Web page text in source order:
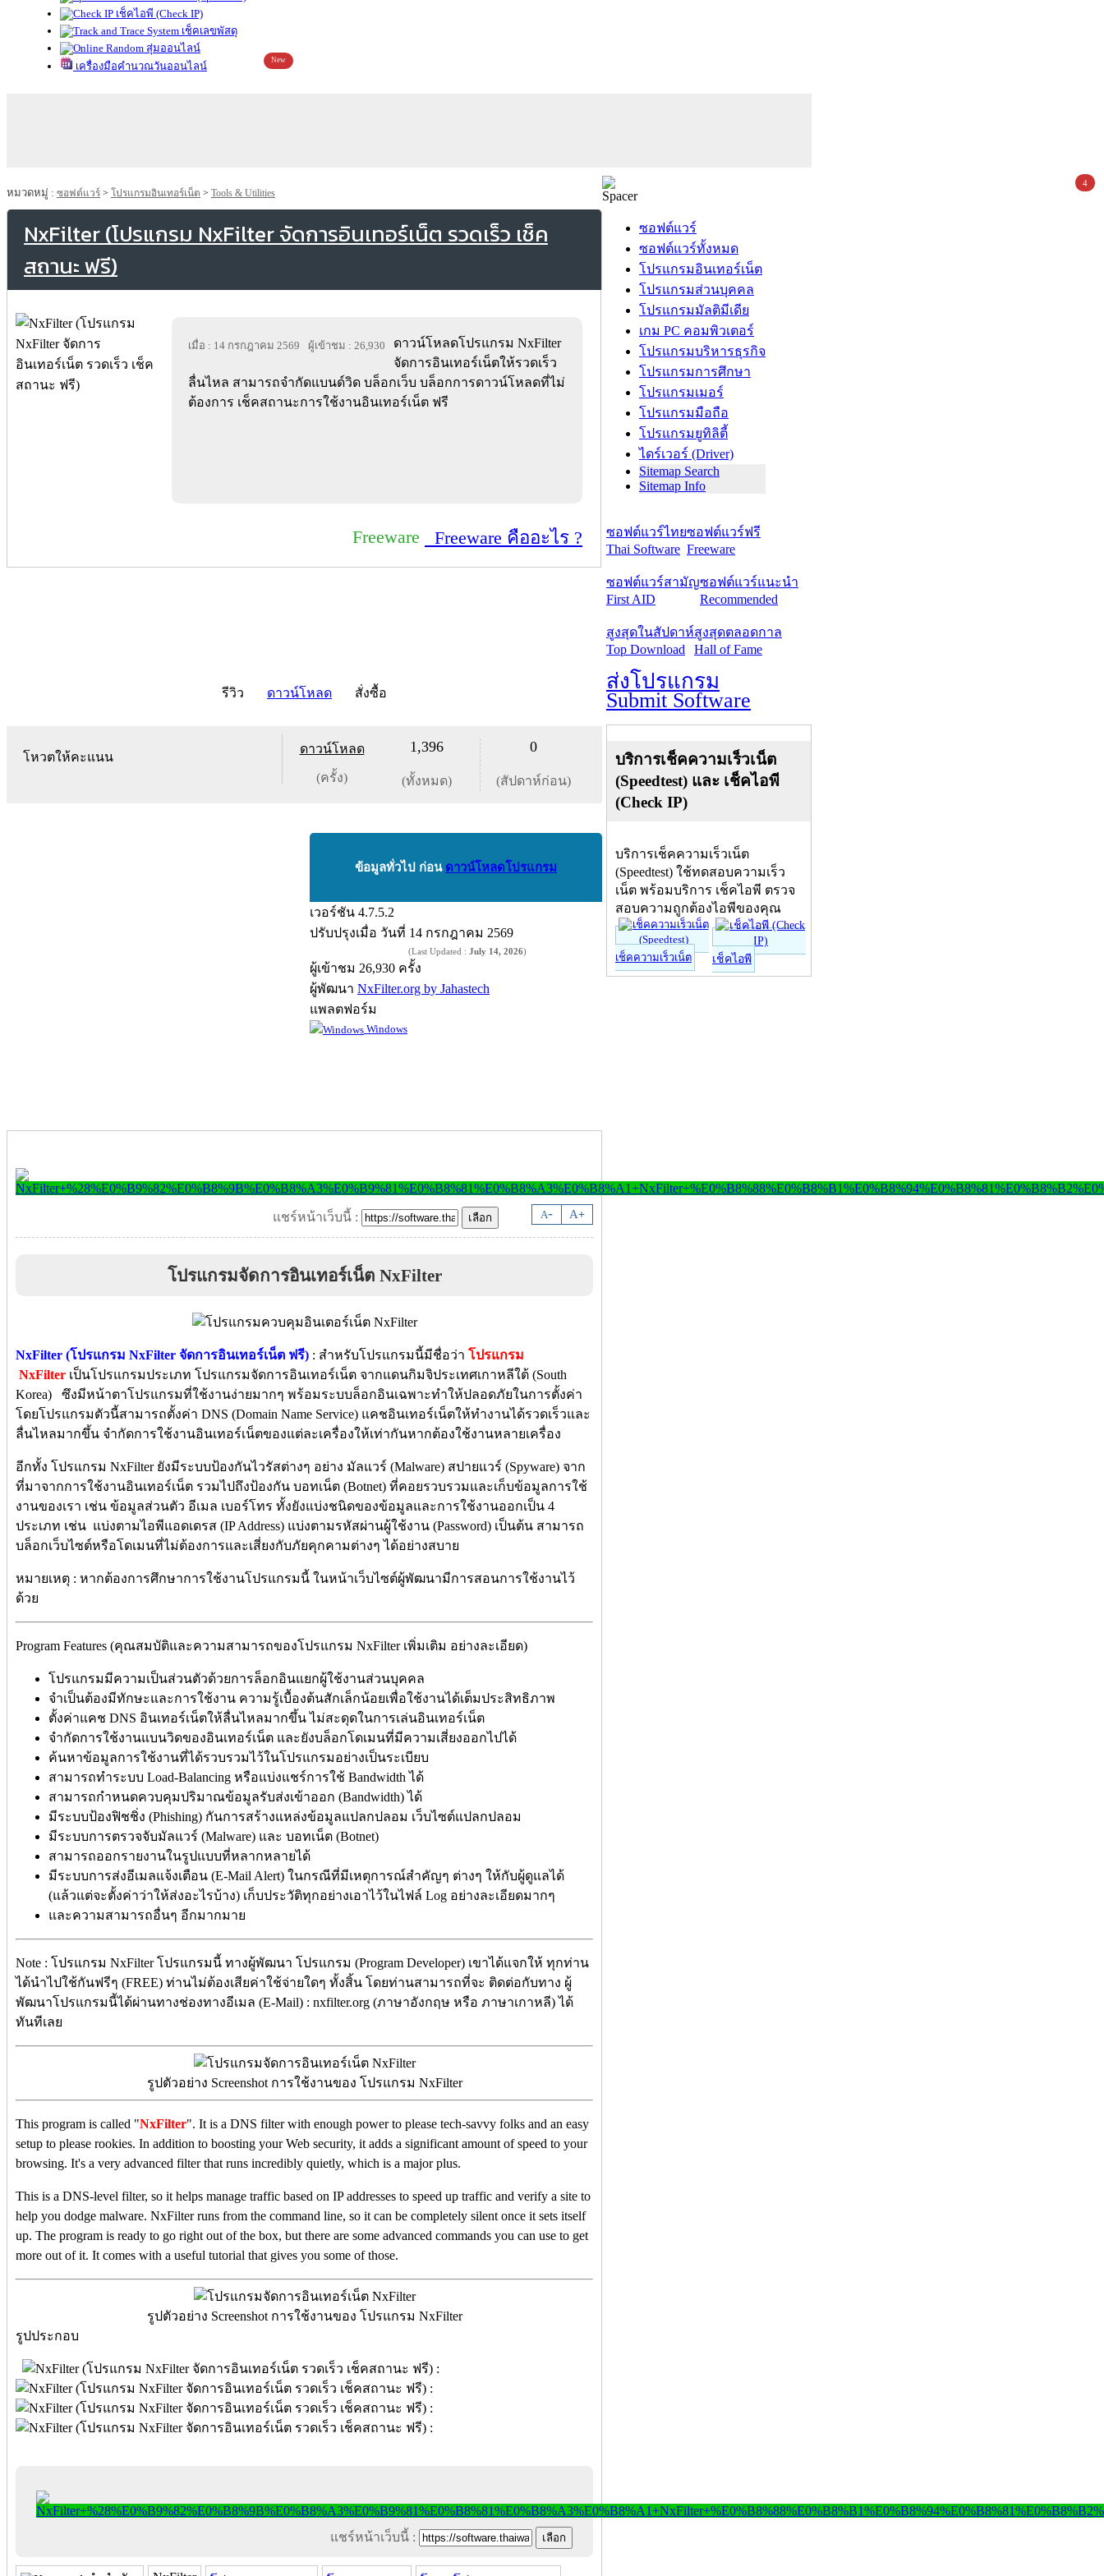
เช็คไอพี (Check IP)
เช็คเลขพัสดุ
สุ่มออนไลน์
เครื่องมือคำนวณวันออนไลน์
New
หมวดหมู่ : ซอฟต์แวร์ > โปรแกรมอินเทอร์เน็ต > Tools & Utilities
NxFilter (โปรแกรม NxFilter จัดการอินเทอร์เน็ต รวดเร็ว เช็ค
สถานะ ฟรี)
เมื่อ : 14 กรกฎาคม 2569 ผู้เข้าชม : 26,930
ดาวน์โหลดโปรแกรม NxFilter
จัดการอินเทอร์เน็ตให้รวดเร็ว
ลื่นไหล สามารถจำกัดแบนด์วิด บล็อกเว็บ บล็อกการดาวน์โหลดที่ไม่
ต้องการ เช็คสถานะการใช้งานอินเทอร์เน็ต ฟรี
Freeware Freeware คืออะไร ?
รีวิว ดาวน์โหลด สั่งซื้อ
โหวตให้คะแนน
ดาวน์โหลด
(ครั้ง)
1,396
(ทั้งหมด)
0
(สัปดาห์ก่อน)
ข้อมูลทั่วไป ก่อน ดาวน์โหลดโปรแกรม
เวอร์ชัน 4.7.5.2
ปรับปรุงเมื่อ วันที่ 14 กรกฎาคม 2569
(Last Updated : July 14, 2026)
ผู้เข้าชม 26,930 ครั้ง
ผู้พัฒนา NxFilter.org by Jahastech
แพลตฟอร์ม
Windows
A- A+
แชร์หน้าเว็บนี้ :
โปรแกรมจัดการอินเทอร์เน็ต NxFilter
NxFilter (โปรแกรม NxFilter จัดการอินเทอร์เน็ต ฟรี) : สำหรับโปรแกรมนี้มีชื่อว่า โปรแกรม
NxFilter เป็นโปรแกรมประเภท โปรแกรมจัดการอินเทอร์เน็ต จากแดนกิมจิประเทศเกาหลีใต้ (South
Korea) ซึงมีหน้าตาโปรแกรมที่ใช้งานง่ายมากๆ พร้อมระบบล็อกอินเฉพาะทำให้ปลอดภัยในการตั้งค่า
โดยโปรแกรมตัวนี้สามารถตั้งค่า DNS (Domain Name Service) แคชอินเทอร์เน็ตให้ทำงานได้รวดเร็วและ
ลื่นไหลมากขึ้น จำกัดการใช้งานอินเทอร์เน็ตของแต่ละเครื่องให้เท่ากันหากต้องใช้งานหลายเครื่อง
อีกทั้ง โปรแกรม NxFilter ยังมีระบบป้องกันไวรัสต่างๆ อย่าง มัลแวร์ (Malware) สปายแวร์ (Spyware) จาก
ที่มาจากการใช้งานอินเทอร์เน็ต รวมไปถึงป้องกัน บอทเน็ต (Botnet) ที่คอยรวบรวมและเก็บข้อมูลการใช้
งานของเรา เช่น ข้อมูลส่วนตัว อีเมล เบอร์โทร ทั้งยังแบ่งชนิดของข้อมูลและการใช้งานออกเป็น 4
ประเภท เช่น แบ่งตามไอพีแอดเดรส (IP Address) แบ่งตามรหัสผ่านผู้ใช้งาน (Password) เป็นต้น สามารถ
บล็อกเว็บไซต์หรือโดเมนที่ไม่ต้องการและเสี่ยงกับภัยคุกคามต่างๆ ได้อย่างสบาย
หมายเหตุ : หากต้องการศึกษาการใช้งานโปรแกรมนี้ ในหน้าเว็บไซต์ผู้พัฒนามีการสอนการใช้งานไว้
ด้วย
Program Features (คุณสมบัติและความสามารถของโปรแกรม NxFilter เพิ่มเติม อย่างละเอียด)
โปรแกรมมีความเป็นส่วนตัวด้วยการล็อกอินแยกผู้ใช้งานส่วนบุคคล
จำเป็นต้องมีทักษะและการใช้งาน ความรู้เบื้องต้นสักเล็กน้อยเพื่อใช้งานได้เต็มประสิทธิภาพ
ตั้งค่าแคช DNS อินเทอร์เน็ตให้ลื่นไหลมากขึ้น ไม่สะดุดในการเล่นอินเทอร์เน็ต
จำกัดการใช้งานแบนวิดของอินเทอร์เน็ต และยังบล็อกโดเมนที่มีความเสี่ยงออกไปได้
ค้นหาข้อมูลการใช้งานที่ได้รวบรวมไว้ในโปรแกรมอย่างเป็นระเบียบ
สามารถทำระบบ Load-Balancing หรือแบ่งแชร์การใช้ Bandwidth ได้
สามารถกำหนดควบคุมปริมาณข้อมูลรับส่งเข้าออก (Bandwidth) ได้
มีระบบป้องฟิชชิ่ง (Phishing) กันการสร้างแหล่งข้อมูลแปลกปลอม เว็บไซต์แปลกปลอม
มีระบบการตรวจจับมัลแวร์ (Malware) และ บอทเน็ต (Botnet)
สามารถออกรายงานในรูปแบบที่หลากหลายได้
มีระบบการส่งอีเมลแจ้งเตือน (E-Mail Alert) ในกรณีที่มีเหตุการณ์สำคัญๆ ต่างๆ ให้กับผู้ดูแลได้
(แล้วแต่จะตั้งค่าว่าให้ส่งอะไรบ้าง) เก็บประวัติทุกอย่างเอาไว้ในไฟล์ Log อย่างละเอียดมากๆ
และความสามารถอื่นๆ อีกมากมาย
Note : โปรแกรม NxFilter โปรแกรมนี้ ทางผู้พัฒนา โปรแกรม (Program Developer) เขาได้แจกให้ ทุกท่าน
ได้นำไปใช้กันฟรีๆ (FREE) ท่านไม่ต้องเสียค่าใช้จ่ายใดๆ ทั้งสิ้น โดยท่านสามารถที่จะ ติดต่อกับทาง ผู้
พัฒนาโปรแกรมนี้ได้ผ่านทางช่องทางอีเมล (E-Mail) : nxfilter.org (ภาษาอังกฤษ หรือ ภาษาเกาหลี) ได้
ทันทีเลย
รูปตัวอย่าง Screenshot การใช้งานของ โปรแกรม NxFilter
This program is called "NxFilter". It is a DNS filter with enough power to please tech-savvy folks and an easy
setup to please rookies. In addition to boosting your Web security, it adds a significant amount of speed to your
browsing. It's a very advanced filter that runs incredibly quietly, which is a major plus.
This is a DNS-level filter, so it helps manage traffic based on IP addresses to speed up traffic and verify a site to
help you dodge malware. NxFilter runs from the command line, so it can be completely silent once it sets itself
up. The program is ready to go right out of the box, but there are some advanced commands you can use to get
more out of it. It comes with a useful tutorial that gives you some of those.
รูปตัวอย่าง Screenshot การใช้งานของ โปรแกรม NxFilter
รูปประกอบ
แชร์หน้าเว็บนี้ :
ซอฟต์แวร์
ซอฟต์แวร์ทั้งหมด
โปรแกรมอินเทอร์เน็ต
โปรแกรมส่วนบุคคล
โปรแกรมมัลติมีเดีย
เกม PC คอมพิวเตอร์
โปรแกรมบริหารธุรกิจ
โปรแกรมการศึกษา
โปรแกรมเมอร์
โปรแกรมมือถือ
โปรแกรมยูทิลิตี้
ไดร์เวอร์ (Driver)
Sitemap Search
Sitemap Info
ซอฟต์แวร์ไทย
Thai Software
ซอฟต์แวร์ฟรี
Freeware
ซอฟต์แวร์สามัญ
First AID
ซอฟต์แวร์แนะนำ
Recommended
สูงสุดในสัปดาห์
Top Download
สูงสุดตลอดกาล
Hall of Fame
ส่งโปรแกรม
Submit Software
บริการเช็คความเร็วเน็ต
(Speedtest) และ เช็คไอพี
(Check IP)
บริการเช็คความเร็วเน็ต
(Speedtest) ใช้ทดสอบความเร็ว
เน็ต พร้อมบริการ เช็คไอพี ตรวจ
สอบความถูกต้องไอพีของคุณ
เช็คความเร็วเน็ต เช็คไอพี
4